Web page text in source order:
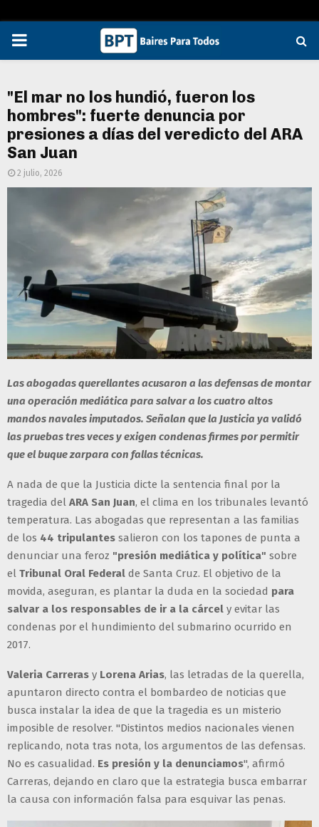
PRIMARY
"El mar no los hundió, fueron los
hombres": fuerte denuncia por
presiones a días del veredicto del ARA
San Juan
2 julio, 2026
Las abogadas querellantes acusaron a las defensas de montar
una operación mediática para salvar a los cuatro altos
mandos navales imputados. Señalan que la Justicia ya validó
las pruebas tres veces y exigen condenas firmes por permitir
que el buque zarpara con fallas técnicas.
A nada de que la Justicia dicte la sentencia final por la
tragedia del ARA San Juan, el clima en los tribunales levantó
temperatura. Las abogadas que representan a las familias
de los 44 tripulantes salieron con los tapones de punta a
denunciar una feroz "presión mediática y política" sobre
el Tribunal Oral Federal de Santa Cruz. El objetivo de la
movida, aseguran, es plantar la duda en la sociedad para
salvar a los responsables de ir a la cárcel y evitar las
condenas por el hundimiento del submarino ocurrido en
2017.
Valeria Carreras y Lorena Arias, las letradas de la querella,
apuntaron directo contra el bombardeo de noticias que
busca instalar la idea de que la tragedia es un misterio
imposible de resolver. "Distintos medios nacionales vienen
replicando, nota tras nota, los argumentos de las defensas.
No es casualidad. Es presión y la denunciamos", afirmó
Carreras, dejando en claro que la estrategia busca embarrar
la causa con información falsa para esquivar las penas.